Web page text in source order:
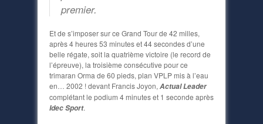
premier.
Et de s’imposer sur ce Grand Tour de 42 milles,
après 4 heures 53 minutes et 44 secondes d’une
belle régate, soit la quatrième victoire (le record de
l’épreuve), la troisième consécutive pour ce
trimaran Orma de 60 pieds, plan VPLP mis à l’eau
en… 2002 ! devant Francis Joyon, Actual Leader
complétant le podium 4 minutes et 1 seconde après
Idec Sport.